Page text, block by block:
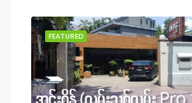
FEATURED